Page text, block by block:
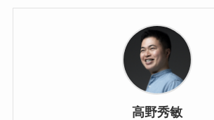
高野秀敏